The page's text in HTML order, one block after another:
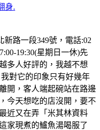
身.
新路一段349號，電話:02
19:30(星期日一休)先
多人好評的，我越不想
對它的印象只有好幾年
開，客人端起碗站在路邊
今天想吃的店沒開，要不
近又在弄「米其林資料
家現煮的鱸魚湯喝服了